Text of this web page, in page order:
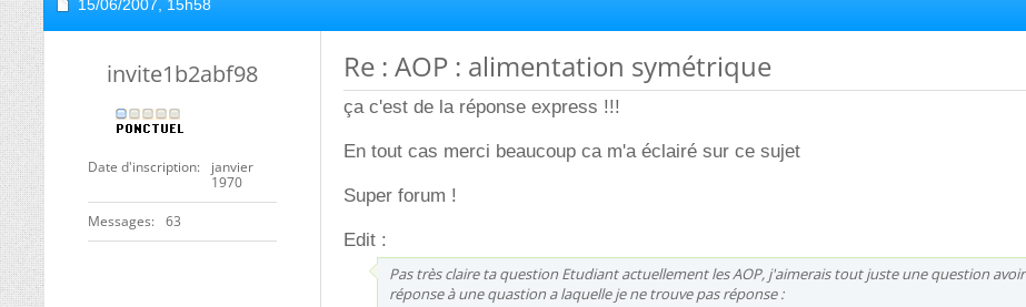
15/06/2007, 15h58
invite1b2abf98
Date d'inscription
janvier
1970
Messages 63
Re : AOP : alimentation symétrique
ça c'est de la réponse express !!!
En tout cas merci beaucoup ca m'a éclairé sur ce sujet
Super forum !
Edit :
Pas très claire ta question Etudiant actuellement les AOP, j'aimerais tout juste une question avoir
réponse à une quastion a laquelle je ne trouve pas réponse :